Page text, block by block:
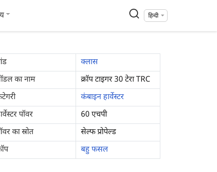
हिन्दी
क्लास
का नाम
क्रॉप टाइगर 30 टेरा TRC
कंबाइन हार्वेस्टर
पॉवर
60 एचपी
का स्रोत
सेल्फ प्रोपेल्ड
बहु फसल